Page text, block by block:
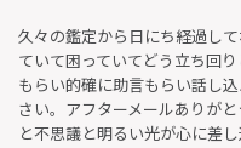
久々の鑑定から日にち経過し
ていて困っていてどう立ち回
もらい的確に助言もらい話し
さい。アフターメールありが
と不思議と明るい光が心に差